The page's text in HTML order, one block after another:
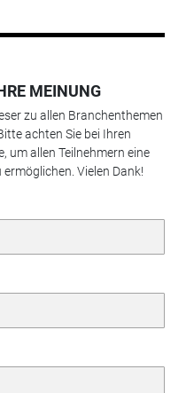
MEINUNG
zu allen Branchenthemen
achten Sie bei Ihren
um allen Teilnehmern eine
Vielen Dank!